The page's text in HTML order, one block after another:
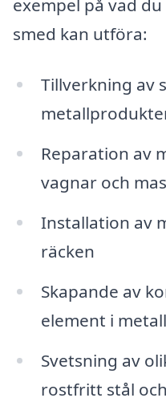
smed kan utföra:
Tillverkning av
Reparation av
vagnar och
Installation av
räcken
Skapande av
element i metall
Svetsning av
rostfritt stål